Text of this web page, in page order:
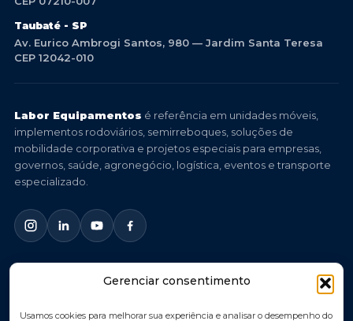
Gerenciar consentimento
Usamos cookies para melhorar sua experiência e analisar o desempenho do
Taubaté - SP
Av. Eurico Ambrogi Santos, 980 — Jardim Santa Teresa
CEP 12042-010
Labor Equipamentos é referência em unidades móveis,
implementos rodoviários, semirreboques, soluções de
mobilidade corporativa e projetos especiais para empresas,
governos, saúde, agronegócio, logística, eventos e transporte
especializado.
© 2026 Labor Equipamentos. Todos os direitos reservados.